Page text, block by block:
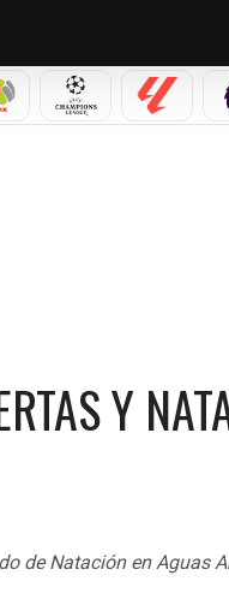
MEXICANA
MX CHAMPIONSLALIGA
Y
de Natación en Aguas